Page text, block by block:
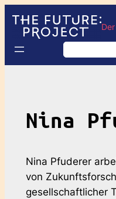
Nina
Nina Pfuderer
von
gesellschaftlicher